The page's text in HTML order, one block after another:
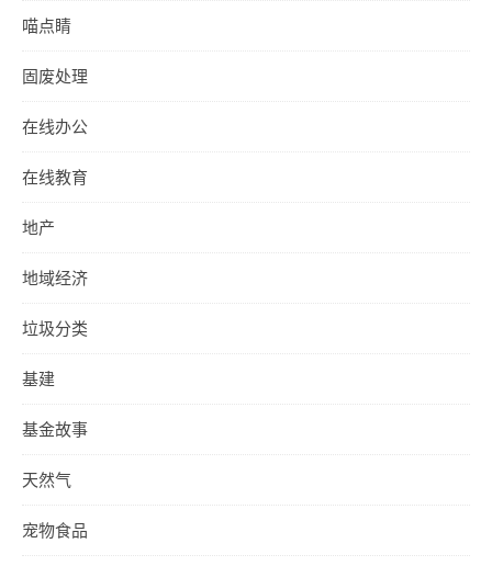
喵点睛
固废处理
在线办公
在线教育
地产
地域经济
垃圾分类
基建
基金故事
天然气
宠物食品